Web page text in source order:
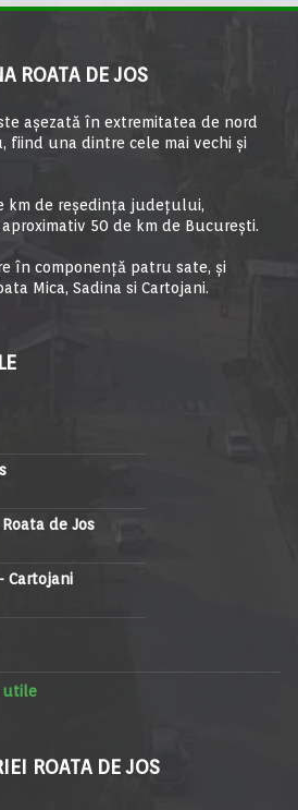
ROATA DE JOS
aşezată în extremitatea de nord
fiind una dintre cele mai vechi şi
km de reşedinţa judeţului,
50 de km de Bucureşti.
în componență patru sate, și
Mica, Sadina si Cartojani.
de Jos
Cartojani
utile
ROATA DE JOS